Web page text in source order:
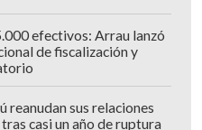
efectivos: Arrau lanzó
de fiscalización y
reanudan sus relaciones
casi un año de ruptura